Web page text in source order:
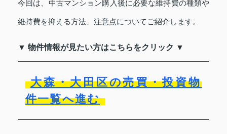
今回は、中古マンション購入後に必要な維持費の種類や
維持費を抑える方法、注意点についてご紹介します。
▼ 物件情報が見たい方はこちらをクリック ▼
大森・大田区の売買・投資物
件一覧へ進む